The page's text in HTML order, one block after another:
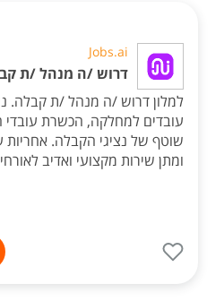
Jobs.ai
דרוש /ה מנהל /ת
למלון דרוש /ה מנהל /ת קבלה.
עובדים למחלקה, הכשרת עובדי
ומתן שירות מקצועי ואדיב